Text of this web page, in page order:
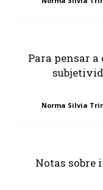
Para pensar a
Norma Silvia
Notas sobre